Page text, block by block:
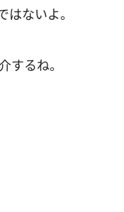
ないよ。
するね。